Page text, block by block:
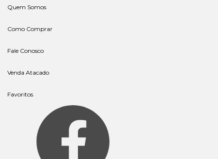
Quem Somos
Como Comprar
Fale Conosco
Venda Atacado
Favoritos